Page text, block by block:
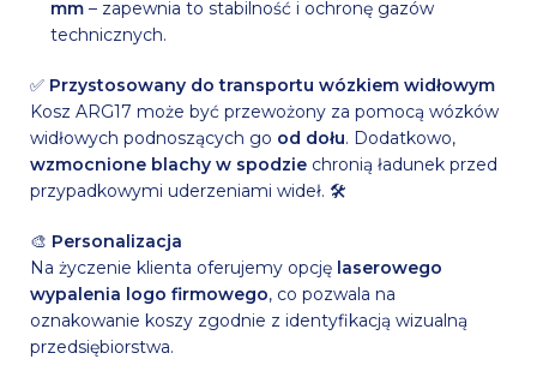
mm – zapewnia to stabilność i ochronę gazów
technicznych.
✅ Przystosowany do transportu wózkiem widłowym
Kosz ARG17 może być przewożony za pomocą wózków
widłowych podnoszących go od dołu. Dodatkowo,
wzmocnione blachy w spodzie chronią ładunek przed
przypadkowymi uderzeniami wideł. 🛠
🎨 Personalizacja
Na życzenie klienta oferujemy opcję laserowego
wypalenia logo firmowego, co pozwala na
oznakowanie koszy zgodnie z identyfikacją wizualną
przedsiębiorstwa.